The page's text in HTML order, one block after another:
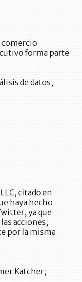
comercio
forma parte
de datos;
citado en
haya hecho
ya que
acciones;
por la misma
Katcher;